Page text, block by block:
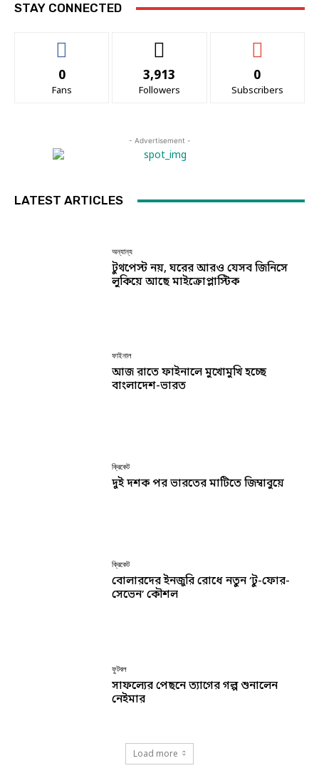
STAY CONNECTED
0
Fans
3,913
Followers
0
Subscribers
- Advertisement -
LATEST ARTICLES
অন্যান্য
টুথপেস্ট নয়, ঘরের আরও যেসব জিনিসে
লুকিয়ে আছে মাইক্রোপ্লাস্টিক
ফাইনাল
আজ রাতে ফাইনালে মুখোমুখি হচ্ছে
বাংলাদেশ-ভারত
ক্রিকেট
দুই দশক পর ভারতের মাটিতে জিম্বাবুয়ে
ক্রিকেট
বোলারদের ইনজুরি রোধে নতুন ‘টু-ফোর-
সেভেন’ কৌশল
ফুটবল
সাফল্যের পেছনে ত্যাগের গল্প শুনালেন
নেইমার
Load more